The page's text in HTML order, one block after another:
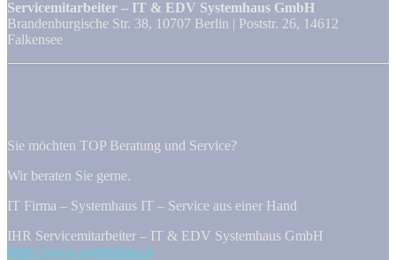
Servicemitarbeiter – IT & EDV Systemhaus GmbH
Brandenburgische Str. 38, 10707 Berlin | Poststr. 26, 14612
Falkensee
Sie möchten TOP Beratung und Service?
Wir beraten Sie gerne.
IT Firma – Systemhaus IT – Service aus einer Hand
IHR Servicemitarbeiter – IT & EDV Systemhaus GmbH
https://www.systemhaus.it